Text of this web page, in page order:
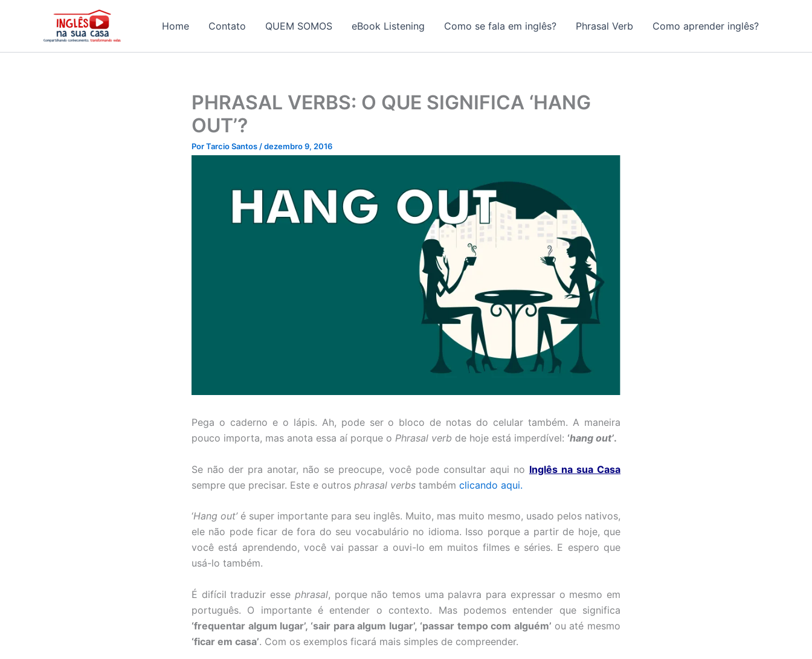
conteúdo
Home Contato QUEM SOMOS eBook Listening Como se fala em inglês? Phrasal Verb Como aprender inglês?
PHRASAL VERBS: O QUE SIGNIFICA ‘HANG
OUT’?
PorTarcio Santos /dezembro 9, 2016
Pega o caderno e o lápis. Ah, pode ser o bloco de notas do celular também. A maneira
pouco importa, mas anota essa aí porque o Phrasal verb de hoje está imperdível: ‘hang out’.
Se não der pra anotar, não se preocupe, você pode consultar aqui no Inglês na sua Casa
sempre que precisar. Este e outros phrasal verbs também clicando aqui.
‘Hang out’é super importante para seu inglês. Muito, mas muito mesmo, usado pelos nativos,
ele não pode ficar de fora do seu vocabulário no idioma. Isso porque a partir de hoje, que
você está aprendendo, você vai passar a ouvi-lo em muitos filmes e séries. E espero que
usá-lo também.
É difícil traduzir esse phrasal, porque não temos uma palavra para expressar o mesmo em
português. O importante é entender o contexto. Mas podemos entender que significa
‘frequentar algum lugar’, ‘sair para algum lugar’, ‘passar tempo com alguém’ ou até mesmo
‘ficar em casa’. Com os exemplos ficará mais simples de compreender.